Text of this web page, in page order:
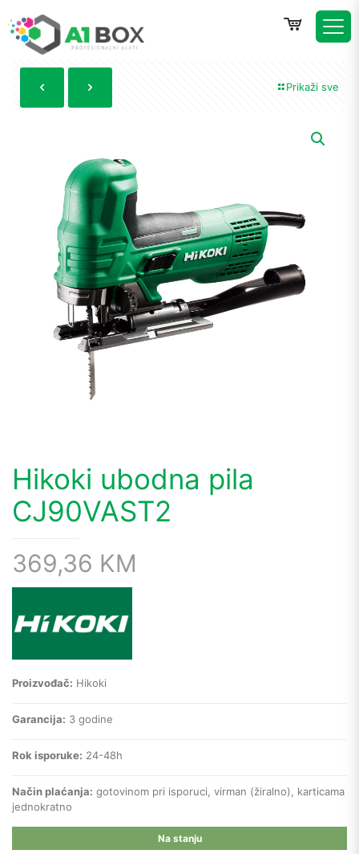
Prikaži sve
Hikoki ubodna pila
CJ90VAST2
369,36 KM
Proizvođač: Hikoki
Garancija: 3 godine
Rok isporuke: 24-48h
Način plaćanja: gotovinom pri isporuci, virman (žiralno), karticama
jednokratno
Na stanju